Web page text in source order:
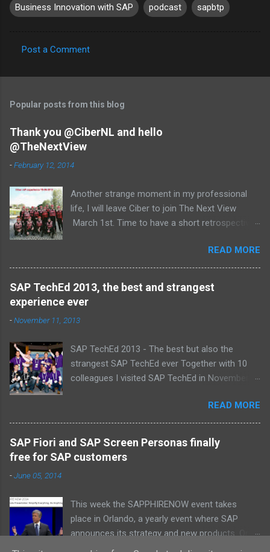
Business Innovation with SAP podcast sapbtp
o
m
e
n
t
Post a Comment
Popular posts from this blog
Thank you @CiberNL and hello
@TheNextView
-February 12, 2014
Another strange moment in my professional
life, I will leave Ciber to join The Next View
March 1st. Time to have a short retrospective .
proud , proud on our SAP NetWeaver team:
Alice, Arnaut, Bernard, Dave, Dennis, Frank,
Guido, Harrie, Iemke, Igor, Jeroen, Juan-Jose,
Laurens, Leo, Marc, Michael, Ravi, Roel, Ronan,
READ MORE
SAP TechEd 2013, the best and strangest
experience ever
-November 11, 2013
SAP TechEd 2013 - The best but also the
strangest SAP TechEd ever Together with 10
colleagues I visited SAP TechEd in November
Frank Hammen - Michael Hardenbol - Steven
Spronk Twan van den Broek - Roel van den
Berge - Ted Castelijns - Maarten Kreijveld
(Missing on the pic: Leo van Hengel and Wim
that monitors new born baby’s on their
wellbeing. Premature babies have an higher risk
on Sudden Infant Death Syndrome , that’s why
READ MORE
SAP Fiori and SAP Screen Personas finally
free for SAP customers
-June 05, 2014
This week the SAPPHIRENOW event takes
place in Orlando, a yearly event where SAP
announces its strategy and new products. On
Tuesday Bill McDermott, the CEO from SAP, did